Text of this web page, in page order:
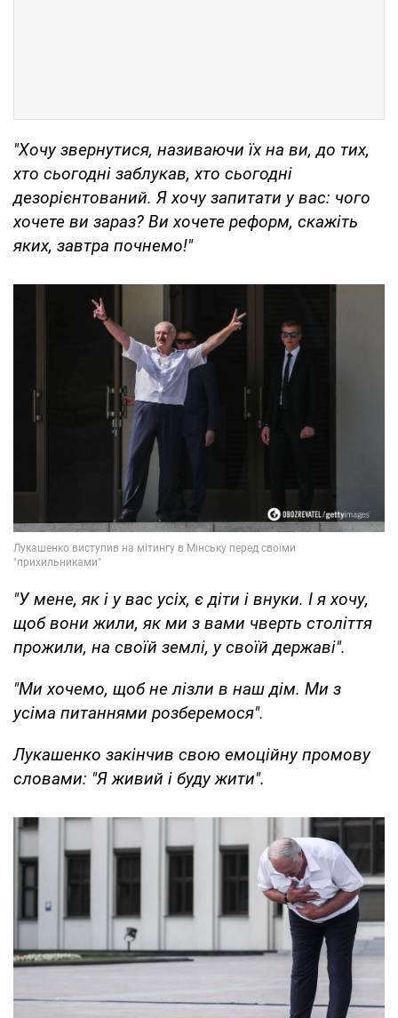
"Хочу звернутися, називаючи їх на ви, до тих,
хто сьогодні заблукав, хто сьогодні
дезорієнтований. Я хочу запитати у вас: чого
хочете ви зараз? Ви хочете реформ, скажіть
яких, завтра почнемо!"
"У мене, як і у вас усіх, є діти і внуки. І я хочу,
щоб вони жили, як ми з вами чверть століття
прожили, на своїй землі, у своїй державі".
"Ми хочемо, щоб не лізли в наш дім. Ми з
усіма питаннями розберемося".
Лукашенко закінчив свою емоційну промову
словами: "Я живий і буду жити".